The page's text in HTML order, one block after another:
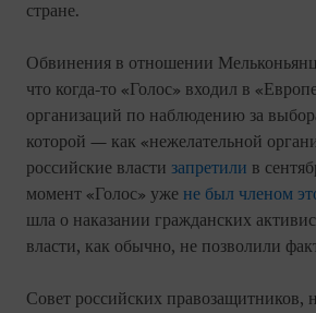
стране.
Обвинения в отношении
что когда-то «Голос» входил в
организаций по наблюдению за
которой — как «нежелательной
российские власти запретили в
момент «Голос» уже не был членом
шла о наказании гражданских
власти, как обычно, не позволили
Совет российских правозащитников,